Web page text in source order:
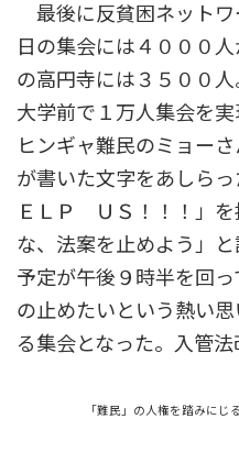
最後に反貧困ネットワ
日の集会には４０００
の高円寺には３５００
大学前で１万人集会を
ヒンギャ難民のミョー
が書いた文字をあしら
ＥＬＰ ＵＳ！！！」を
な、法案を止めよう」
予定が午後９時半を回
の止めたいという熱い
る集会となった。入管
「難民」の人権を踏みにじ